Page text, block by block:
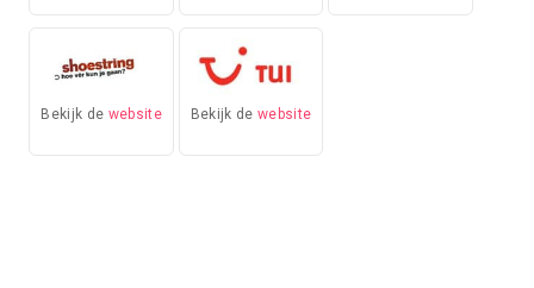
Bekijk de website Bekijk dewebsite